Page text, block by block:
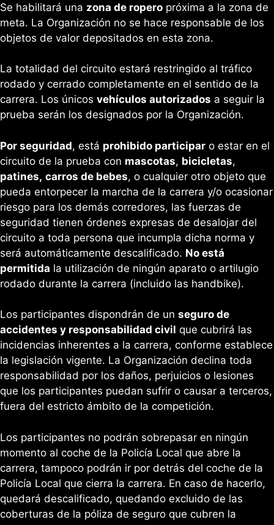
Se habilitará una zona de ropero próxima a la zona de
meta. La Organización no se hace responsable de los
objetos de valor depositados en esta zona.
La totalidad del circuito estará restringido al tráfico
rodado y cerrado completamente en el sentido de la
carrera. Los únicos vehículos autorizados a seguir la
prueba serán los designados por la Organización.
Por seguridad, está prohibido participar o estar en el
circuito de la prueba con mascotas, bicicletas,
patines, carros de bebes, o cualquier otro objeto que
pueda entorpecer la marcha de la carrera y/o ocasionar
riesgo para los demás corredores, las fuerzas de
seguridad tienen órdenes expresas de desalojar del
circuito a toda persona que incumpla dicha norma y
será automáticamente descalificado. No está
permitida la utilización de ningún aparato o artilugio
rodado durante la carrera (incluido las handbike).
Los participantes dispondrán de un seguro de
accidentes y responsabilidad civil que cubrirá las
incidencias inherentes a la carrera, conforme establece
la legislación vigente. La Organización declina toda
responsabilidad por los daños, perjuicios o lesiones
que los participantes puedan sufrir o causar a terceros,
fuera del estricto ámbito de la competición.
Los participantes no podrán sobrepasar en ningún
momento al coche de la Policía Local que abre la
carrera, tampoco podrán ir por detrás del coche de la
Policía Local que cierra la carrera. En caso de hacerlo,
quedará descalificado, quedando excluido de las
coberturas de la póliza de seguro que cubren la